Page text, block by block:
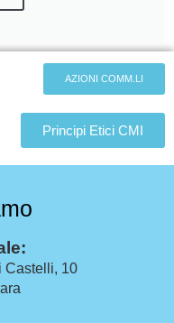
AZIONI COMM.LI
Principi Etici CMI
Castelli, 10